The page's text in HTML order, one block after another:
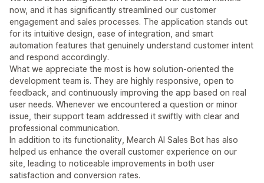
now, and it has significantly streamlined our customer
engagement and sales processes. The application stands out
for its intuitive design, ease of integration, and smart
automation features that genuinely understand customer intent
and respond accordingly.
What we appreciate the most is how solution-oriented the
development team is. They are highly responsive, open to
feedback, and continuously improving the app based on real
user needs. Whenever we encountered a question or minor
issue, their support team addressed it swiftly with clear and
professional communication.
In addition to its functionality, Mearch AI Sales Bot has also
helped us enhance the overall customer experience on our
site, leading to noticeable improvements in both user
satisfaction and conversion rates.